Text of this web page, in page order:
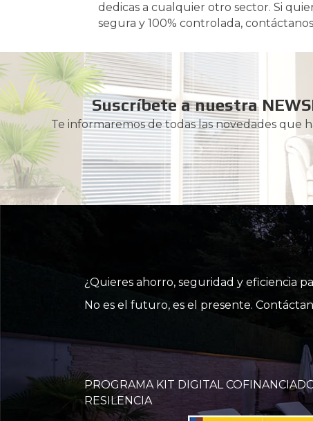
dedicas a cualquier otro sector. Si
segura y 100% controlada,
Suscríbete a nuestra
Te informaremos de todas las novedades que
¿Quieres ahorro, seguridad y eficiencia
No es el futuro, es el presente.
PROGRAMA KIT DIGITAL
RESILENCIA